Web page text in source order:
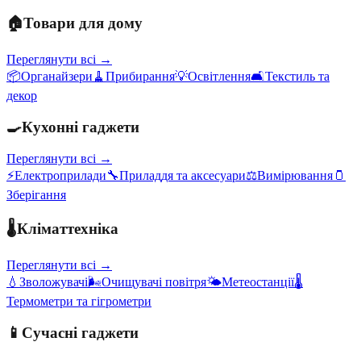
🏠Товари для дому
Переглянути всі →
📦Органайзери 🧹 Прибирання💡Освітлення🛋️Текстиль та
декор
🍳Кухонні гаджети
Переглянути всі →
⚡Електроприлади🔧Приладдя та аксесуари⚖️Вимірювання 🫙
Зберігання
🌡️Кліматтехніка
Переглянути всі →
💧 Зволожувачі🌬️Очищувачі повітря🌤️Метеостанції🌡️
Термометри та гігрометри
📱 Сучасні гаджети